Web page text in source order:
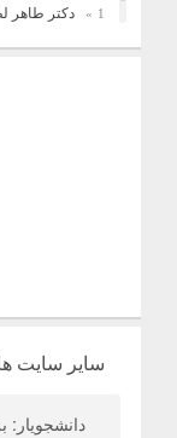
1 دکتر طاهر
سایر سایت
دانشجویار: